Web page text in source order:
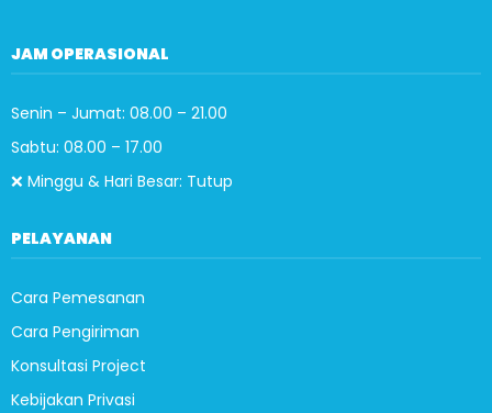
JAM OPERASIONAL
Senin – Jumat: 08.00 – 21.00
Sabtu: 08.00 – 17.00
❌ Minggu & Hari Besar: Tutup
PELAYANAN
Cara Pemesanan
Cara Pengiriman
Konsultasi Project
Kebijakan Privasi